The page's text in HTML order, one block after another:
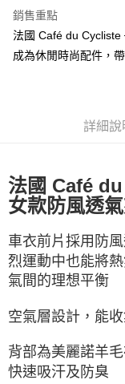
大哥付你分期
相關說明
【大哥付你分期使用說
3.實際核准額度、可分
法說明評估內容。
【繳款方式說明】
1.分期款項不併入電信
2.透過簡訊連結打開帳
帳／街口支付／iPASS
【注意事項】
買賣價金債權讓與本公
資料（包含姓名、電話
由本公司與您本人進行
3.完整用戶服務條款，請
AFTEE先享後付是「在
３．安心：先確認商品
【「AFTEE先享後付」
結帳頁面，進行簡訊認
２．訂單成立數日內，
３．收到繳費通知簡訊
ATM／網路銀行／等多
購買商品的店家。未經
後付繳納相關費用。
是否繳費成功／繳費後
客戶支援中心」https://
全家取貨付款
每筆NT$60，滿
全家純取貨
每筆NT$60，滿
7-11取貨付款
每筆NT$60，滿
7-11純取貨
每筆NT$60，滿
銷售重點
法國 Café du
成為休閒時尚配件，
詳細說
法國 Café
女款防風透
車衣前片採用防
烈運動中也能將
氣間的理想平衡
空氣層設計，能
背部為美麗諾羊
快速吸汗及防臭